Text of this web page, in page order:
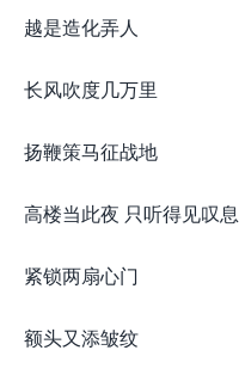
越是造化弄人
长风吹度几万里
扬鞭策马征战地
高楼当此夜 只听得见叹息
紧锁两扇心门
额头又添皱纹